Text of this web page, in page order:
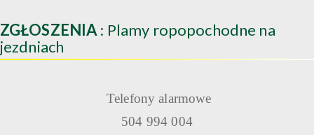
ZGŁOSZENIA : Plamy ropopochodne na
jezdniach
Telefony alarmowe
504 994 004